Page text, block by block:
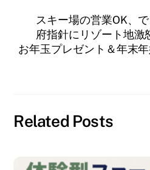
スキー場の営業OK、
府指針にリゾート地激
お年玉プレゼント＆年末
Related Posts